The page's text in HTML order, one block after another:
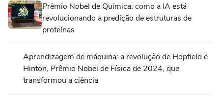
Prêmio Nobel de Química: como a IA está
revolucionando a predição de estruturas de
proteínas
Aprendizagem de máquina: a revolução de Hopfield e
Hinton, Prêmio Nobel de Física de 2024, que
transformou a ciência